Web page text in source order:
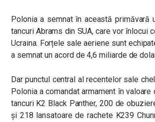
Polonia a semnat în această
tancuri Abrams din SUA, care vor
Ucraina. Forțele sale aeriene sunt
a semnat un acord de 4,6 miliarde de
Dar punctul central al recentelor sale
Polonia a comandat armament în
tancuri K2 Black Panther, 200 de
și 218 lansatoare de rachete K239